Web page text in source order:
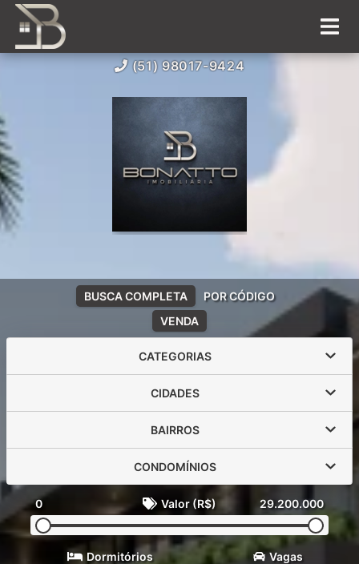
(51) 98017-9424
VENDA
BUSCA COMPLETA POR CÓDIGO
CATEGORIAS
CIDADES
BAIRROS
CONDOMÍNIOS
0 Valor (R$) 29.200.000
Dormitórios Vagas